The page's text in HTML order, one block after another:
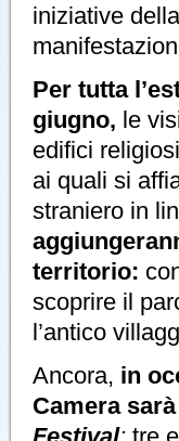
iniziative
Per tutta
giugno, le
edifici
ai quali si
straniero in
territorio:
scoprire il
l’antico
Ancora, in
Camera